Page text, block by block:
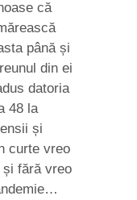
că
până și
din ei
datoria
48 la
și
curte vreo
fără vreo